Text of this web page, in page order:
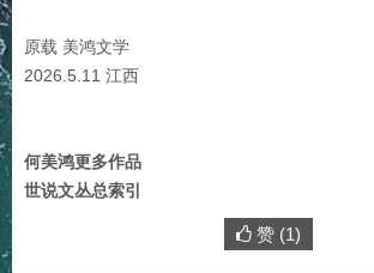
原载 美鸿文学
2026.5.11 江西
何美鸿更多作品
世说文丛总索引
赞 (1)